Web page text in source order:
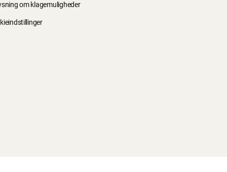
om klagemuligheder